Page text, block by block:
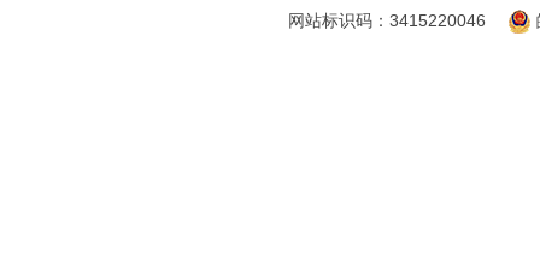
网站标识码：3415220046